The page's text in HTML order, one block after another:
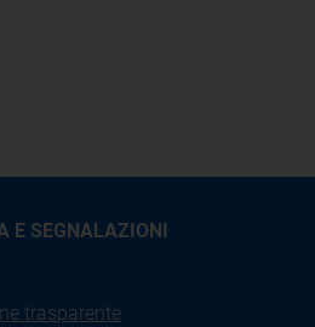
E SEGNALAZIONI
trasparente